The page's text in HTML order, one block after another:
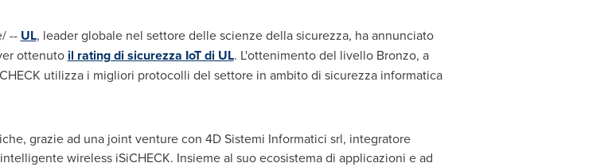
-- UL, leader globale nel settore delle scienze della sicurezza, ha annunciato
ottenuto il rating di sicurezza IoT di UL. L'ottenimento del livello Bronzo, a
utilizza i migliori protocolli del settore in ambito di sicurezza informatica
grazie ad una joint venture con 4D Sistemi Informatici srl, integratore
wireless iSiCHECK. Insieme al suo ecosistema di applicazioni e ad